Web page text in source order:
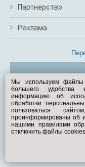
Партнерство
Реклама
Мы используем
большего удобства
информацию об
обработки
пользоваться
проинформированы об
нашими правилами
отключить файлы